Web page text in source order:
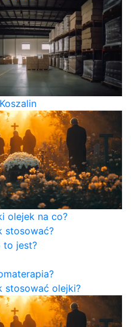
olejek na co?
stosować?
to jest?
stosować olejki?